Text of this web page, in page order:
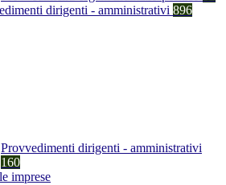
dirigenti - amministrativi 896
Provvedimenti dirigenti - amministrativi
160
imprese